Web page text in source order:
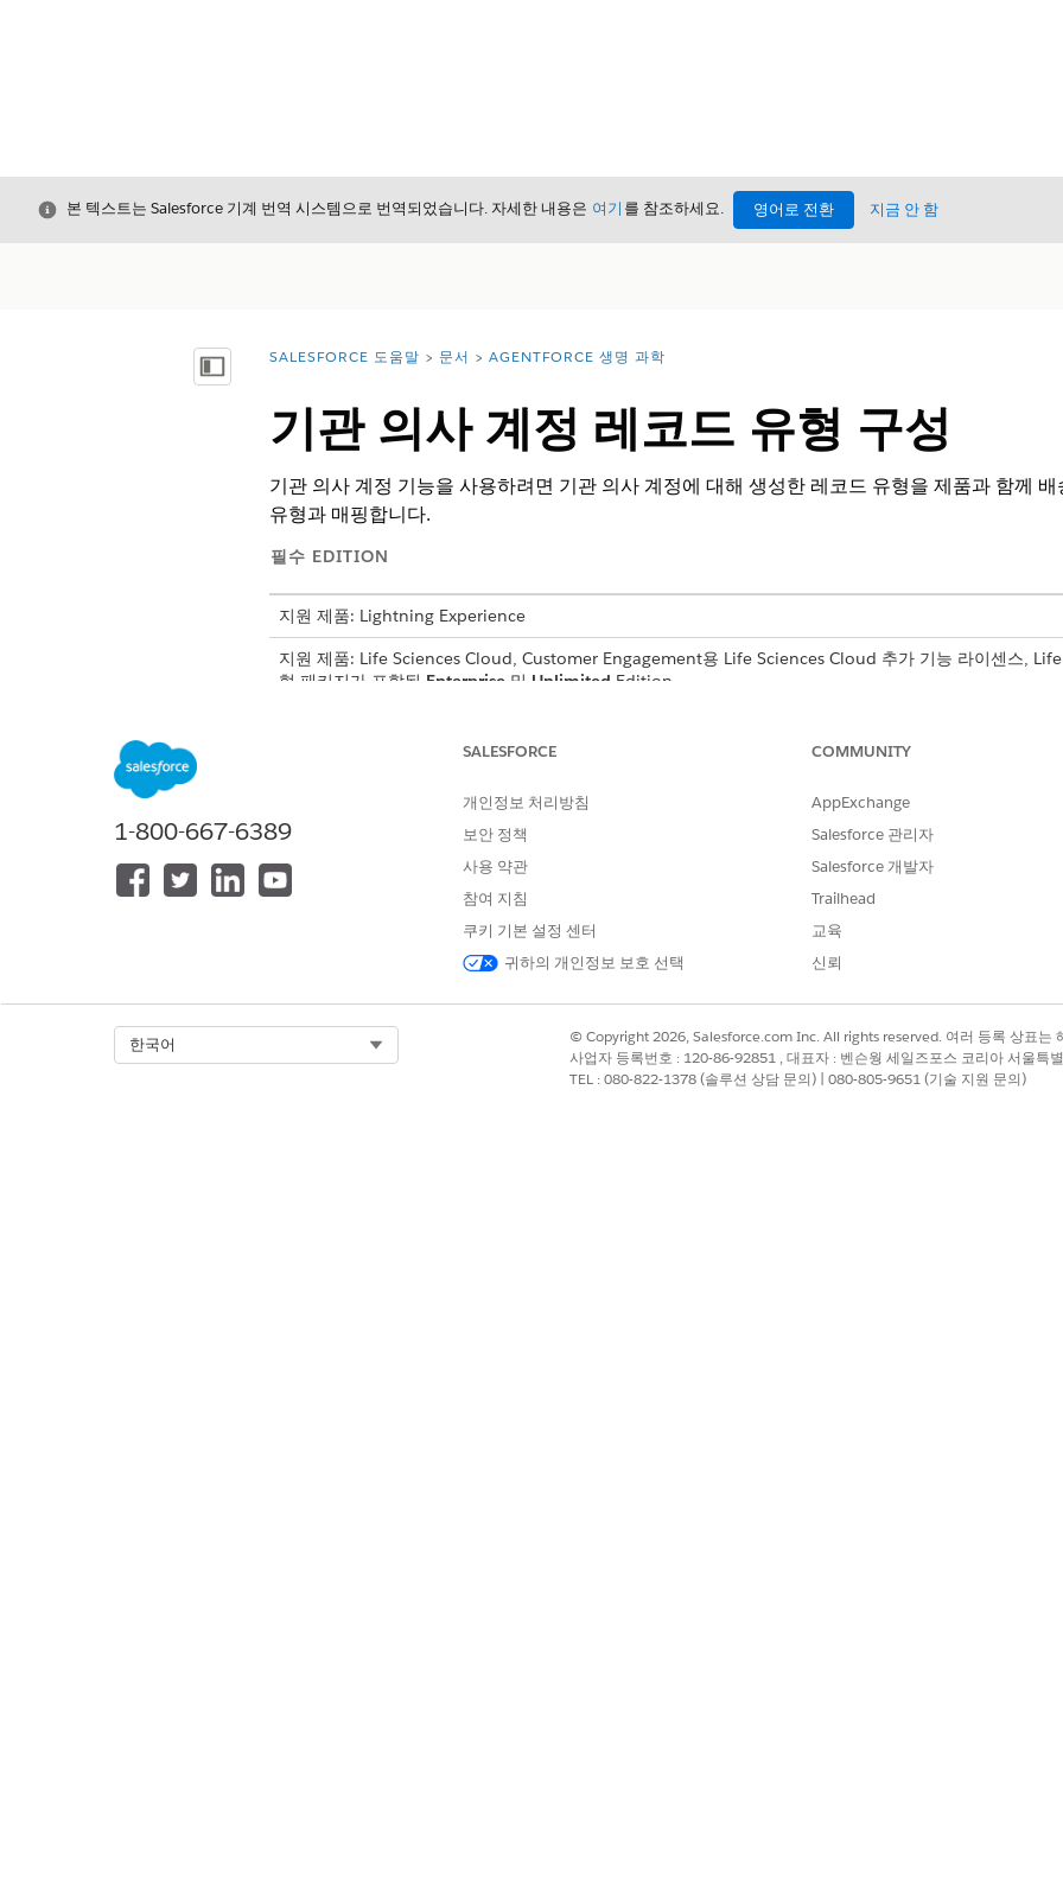
닫기본 텍스트는 Salesforce 기계 번역 시스템으로 번역되었습니다. 자세한 내용은 여기 를 참조하세요. 영어로 전환 지금 안 함
목차 표시 위치:
SALESFORCE 도움말 문서 AGENTFORCE 생명 과학
기관 의사 계정 레코드 유형 구성
기관 의사 계정 기능을 사용하려면 기관 의사 계정에 대해 생성한 레코드 유형을 제품과 함께
유형과 매핑합니다.
필수 EDITION
지원 제품: Lightning Experience
지원 제품: Life Sciences Cloud, Customer Engagement용 Life Sciences Cloud 추가 기능 라이센스,
형 패키지가 포함된 Enterprise 및 Unlimited Edition.
관리자 콘솔
기관 의사 계정 및 헬스케어 제공자에 대한 레코드 유형을 지정합니다.
변경 사항을 저장합니다.
구성된 레코드 유형을 변경하려면 기존 구성에 있는 기관 의사 계정이 없는지 확인하십시
1-800-667-6389
SALESFORCE
개인정보 처리방침
보안 정책
사용 약관
참여 지침
쿠키 기본 설정 센터
귀하의 개인정보 보호 선택
COMMUNITY
AppExchange
Salesforce 관리자
Salesforce 개발자
Trailhead
교육
신뢰
한국어
© Copyright 2026, Salesforce.com Inc. All rights reserved. 여러 등록 상표는
사업자 등록번호 : 120-86-92851 , 대표자 : 벤슨웡 세일즈포스 코리아 서울
TEL : 080-822-1378 (솔루션 상담 문의) | 080-805-9651 (기술 지원 문의)